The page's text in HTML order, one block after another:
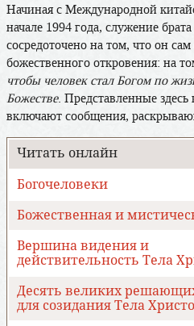
Поиск
Начиная с Международной
начале 1994 года, служение
сосредоточено на том, что он
божественного откровения: на
чтобы человек стал Богом по
Божестве. Представленные
включают сообщения,
Читать онлайн
Богочеловеки
Божественная и
Вершина видения и
действительность Тела
Десять великих
для созидания Тела